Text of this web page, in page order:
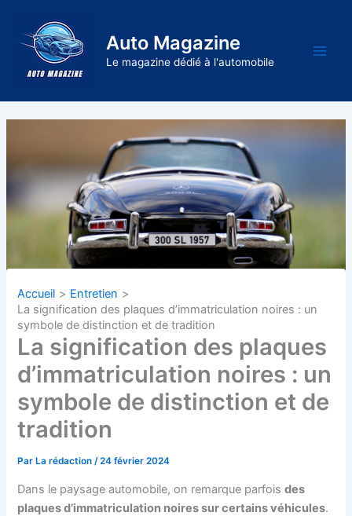
contenu
Auto Magazine
Le magazine dédié à l'automobile
Accueil
Entretien
La signification des plaques d’immatriculation noires : un
symbole de distinction et de tradition
La signification des plaques
d’immatriculation noires : un
symbole de distinction et de
tradition
Par La rédaction/24 février 2024
Dans le paysage automobile, on remarque parfoisdes
plaques d’immatriculation noires sur certains véhicules.